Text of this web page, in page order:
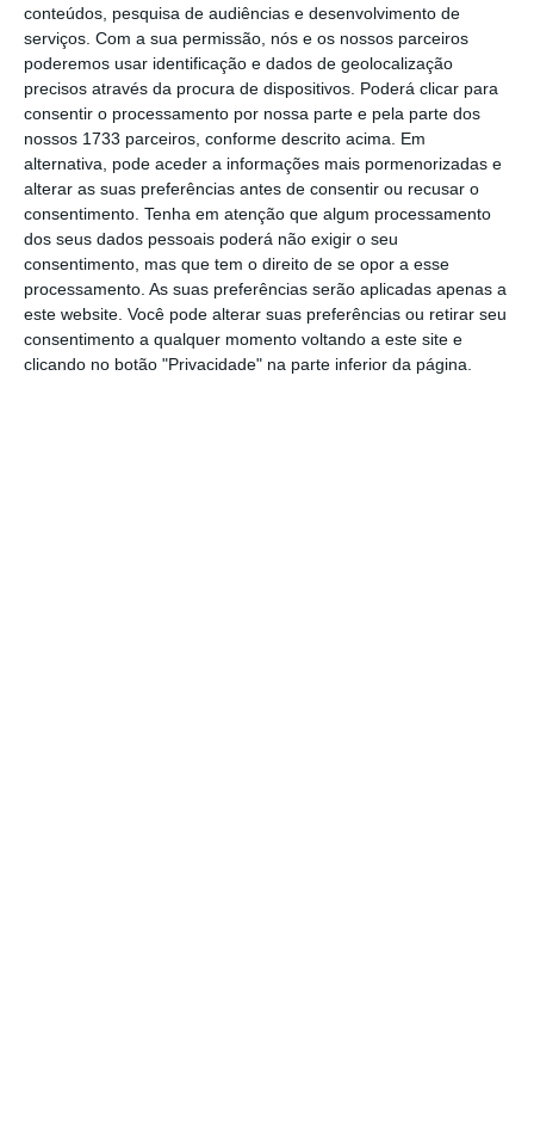
conteúdos, pesquisa de audiências e desenvolvimento de
serviços. Com a sua permissão, nós e os nossos parceiros
poderemos usar identificação e dados de geolocalização
precisos através da procura de dispositivos. Poderá clicar para
consentir o processamento por nossa parte e pela parte dos
nossos 1733 parceiros, conforme descrito acima. Em
alternativa, pode aceder a informações mais pormenorizadas e
alterar as suas preferências antes de consentir ou recusar o
consentimento. Tenha em atenção que algum processamento
dos seus dados pessoais poderá não exigir o seu
consentimento, mas que tem o direito de se opor a esse
processamento. As suas preferências serão aplicadas apenas a
este website. Você pode alterar suas preferências ou retirar seu
consentimento a qualquer momento voltando a este site e
clicando no botão "Privacidade" na parte inferior da página.
Assine o ECO Premium
No momento em que a informação é
mais importante do que nunca, apoie
o jornalismo independente e rigoroso.
De que forma? Assine o ECO Premium e
tenha acesso a notícias exclusivas, à
opinião que conta, às reportagens e
especiais que mostram o outro lado da